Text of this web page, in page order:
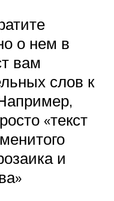
о нем в
вам
слов к
«текст
и